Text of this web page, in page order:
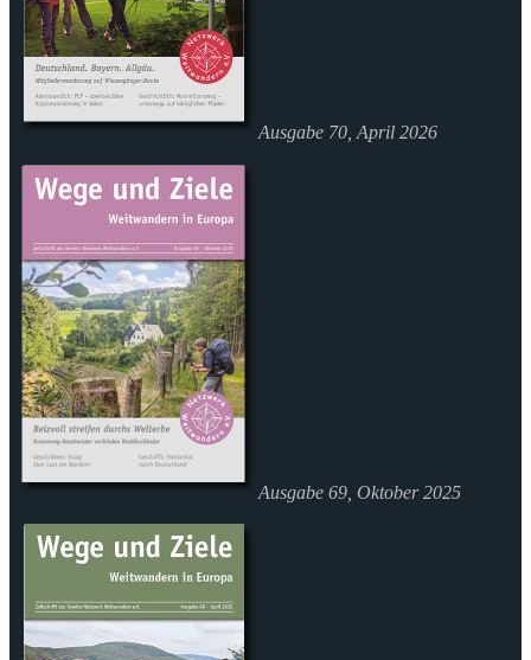
Ausgabe 70, April 2026
Ausgabe 69, Oktober 2025